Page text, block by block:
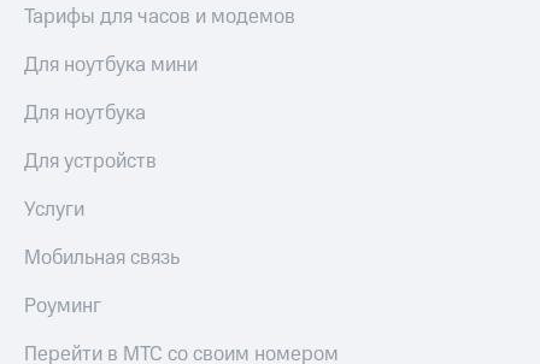
Тарифы для часов и модемов
Для ноутбука мини
Для ноутбука
Для устройств
Услуги
Мобильная связь
Роуминг
Перейти в МТС со своим номером